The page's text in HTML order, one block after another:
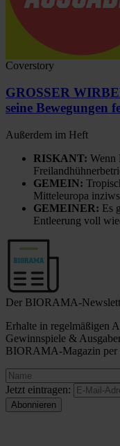
Coverstory
GROSSER
seine Bewegungen
Außerdem im Heft
RISKANT: Wenn
GEMEIN:
Mitteleuropa
GEMEINER: Es
Entleerung voll
Der BIORAMA-
Erhalte in regelmäßigen
Gewinnspiele &
BIORAMA-Magazin per
Jetzt eintragen: